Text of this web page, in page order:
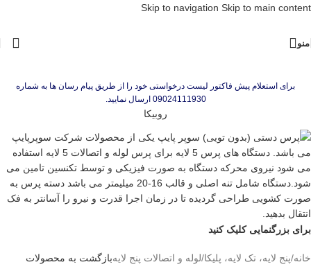
Skip to navigation Skip to main content
منو
برای استعلام پیش فاکتور لیست درخواستی خود را از طریق پیام رسان ها به شماره
09024111930 ارسال نمایید.
روبیکا
برای بزرگنمایی کلیک کنید
خانه/پنج لایه، تک لایه، پلیکا/لوله و اتصالات پنج لایهبازگشت به محصولات